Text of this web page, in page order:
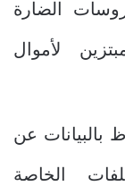
الضارة
لأموال
بالبيانات عن
الخاصة